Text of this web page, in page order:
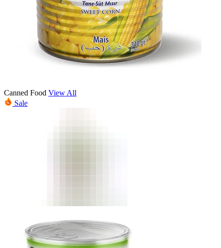
Canned Food View All
Sale